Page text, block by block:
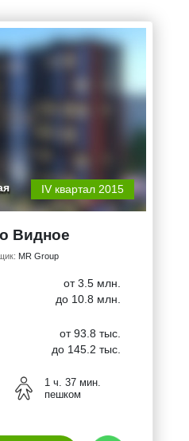
IV квартал 2015
Видное
MR Group
от 3.5 млн.
до 10.8 млн.
от 93.8 тыс.
до 145.2 тыс.
1 ч. 37 мин.
пешком